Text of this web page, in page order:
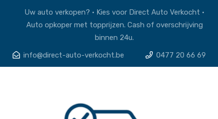
Uw auto verkopen? • Kies voor Direct Auto Verkocht •
Auto opkoper met topprijzen. Cash of overschrijving
binnen 24u.
info@direct-auto-verkocht.be
0477 20 66 69